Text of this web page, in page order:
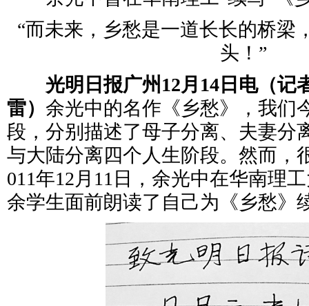
“而未来，乡愁是一道长长的桥梁
头！”
光明日报广州12月14日电（记
雷） 余光中的名作《乡愁》，我们
段，分别描述了母子分离、夫妻分
与大陆分离四个人生阶段。然而，
011年12月11日，余光中在华南理
余学生面前朗读了自己为《乡愁》